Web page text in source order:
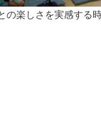
の楽しさを実感する